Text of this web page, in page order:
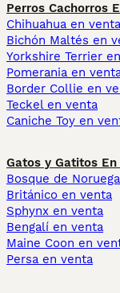
Perros Cachorros
Chihuahua en venta
Bichón Maltés en
Yorkshire Terrier
Pomerania en
Border Collie en
Teckel en venta
Caniche Toy en
Gatos y Gatitos En
Bosque de
Británico en venta
Sphynx en venta
Bengalí en venta
Maine Coon en
Persa en venta